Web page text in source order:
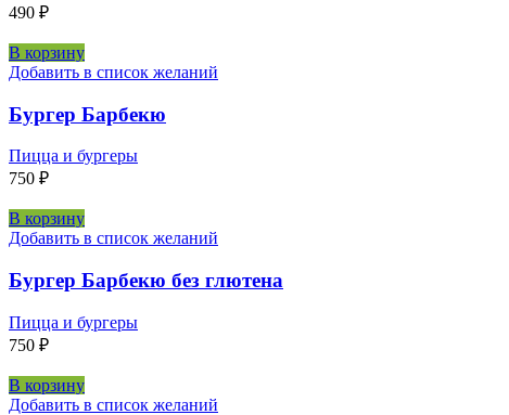
490 ₽
В корзину
Добавить в список желаний
Бургер Барбекю
Пицца и бургеры
750 ₽
В корзину
Добавить в список желаний
Бургер Барбекю без глютена
Пицца и бургеры
750 ₽
В корзину
Добавить в список желаний